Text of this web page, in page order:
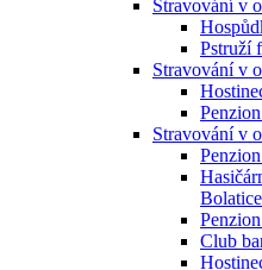
Stravování v
Pstruží
Stravování v
Stravování v
Bolatice
Club